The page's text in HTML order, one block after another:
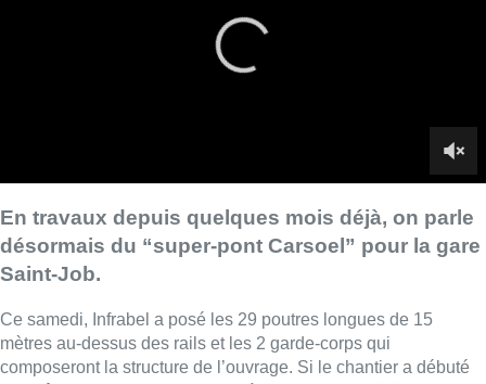
Ce samedi, Infrabel a posé les 29 poutres longues de 15
mètres au-dessus des rails et les 2 garde-corps qui
composeront la structure de l’ouvrage. Si le chantier a débuté
résulte d’une collaboration entre la SNCB, la Stib et Bruxelles
“Un pont plus large (45,8 m au lieu de 11,7 m) prendra place à
quelques mètres de l’ancien ouvrage. L’élargissement de la
superstructure permettra d’intégrer tous les types de transports:
train, tram, bus, voiture, vélo… et offrira plus d’espace aux
piétons. La double courbe actuelle sera remplacée par un tracé
en diagonale pour permettre un passage plus facile des trams
et bus de la Stib”, explique Infrabel.
Un budget de 11 millions d’euros est prévu pour cette vaste